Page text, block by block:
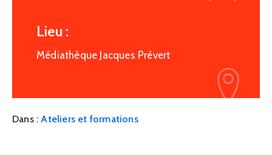
Lieu :
Médiathèque Jacques Prévert
Dans : Ateliers et formations